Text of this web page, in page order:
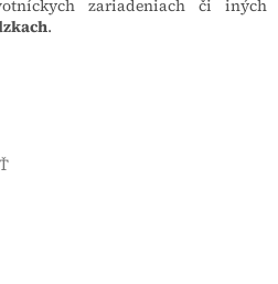
zariadeniach či iných
.